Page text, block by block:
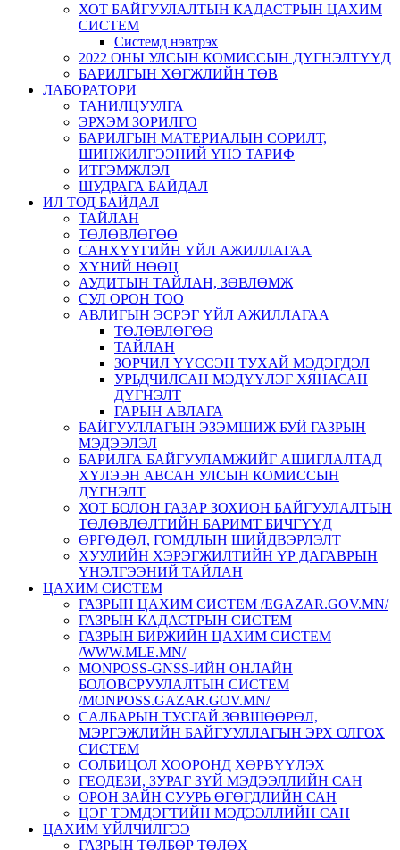
ХОТ БАЙГУУЛАЛТЫН КАДАСТРЫН ЦАХИМ
СИСТЕМ
Системд нэвтрэх
2022 ОНЫ УЛСЫН КОМИССЫН ДҮГНЭЛТҮҮД
БАРИЛГЫН ХӨГЖЛИЙН ТӨВ
ЛАБОРАТОРИ
ТАНИЛЦУУЛГА
ЭРХЭМ ЗОРИЛГО
БАРИЛГЫН МАТЕРИАЛЫН СОРИЛТ,
ШИНЖИЛГЭЭНИЙ ҮНЭ ТАРИФ
ИТГЭМЖЛЭЛ
ШУДРАГА БАЙДАЛ
ИЛ ТОД БАЙДАЛ
ТАЙЛАН
ТӨЛӨВЛӨГӨӨ
САНХҮҮГИЙН ҮЙЛ АЖИЛЛАГАА
ХҮНИЙ НӨӨЦ
АУДИТЫН ТАЙЛАН, ЗӨВЛӨМЖ
СУЛ ОРОН ТОО
АВЛИГЫН ЭСРЭГ ҮЙЛ АЖИЛЛАГАА
ТӨЛӨВЛӨГӨӨ
ТАЙЛАН
ЗӨРЧИЛ ҮҮССЭН ТУХАЙ МЭДЭГДЭЛ
УРЬДЧИЛСАН МЭДҮҮЛЭГ ХЯНАСАН
ДҮГНЭЛТ
ГАРЫН АВЛАГА
БАЙГУУЛЛАГЫН ЭЗЭМШИЖ БУЙ ГАЗРЫН
МЭДЭЭЛЭЛ
БАРИЛГА БАЙГУУЛАМЖИЙГ АШИГЛАЛТАД
ХҮЛЭЭН АВСАН УЛСЫН КОМИССЫН
ДҮГНЭЛТ
ХОТ БОЛОН ГАЗАР ЗОХИОН БАЙГУУЛАЛТЫН
ТӨЛӨВЛӨЛТИЙН БАРИМТ БИЧГҮҮД
ӨРГӨДӨЛ, ГОМДЛЫН ШИЙДВЭРЛЭЛТ
ХУУЛИЙН ХЭРЭГЖИЛТИЙН ҮР ДАГАВРЫН
ҮНЭЛГЭЭНИЙ ТАЙЛАН
ЦАХИМ СИСТЕМ
ГАЗРЫН ЦАХИМ СИСТЕМ /EGAZAR.GOV.MN/
ГАЗРЫН КАДАСТРЫН СИСТЕМ
ГАЗРЫН БИРЖИЙН ЦАХИМ СИСТЕМ
/WWW.MLE.MN/
MONPOSS-GNSS-ИЙН ОНЛАЙН
БОЛОВСРУУЛАЛТЫН СИСТЕМ
/MONPOSS.GAZAR.GOV.MN/
CАЛБАРЫН ТУСГАЙ ЗӨВШӨӨРӨЛ,
МЭРГЭЖЛИЙН БАЙГУУЛЛАГЫН ЭРХ ОЛГОХ
СИСТЕМ
СОЛБИЦОЛ ХООРОНД ХӨРВҮҮЛЭХ
ГЕОДЕЗИ, ЗУРАГ ЗҮЙ МЭДЭЭЛЛИЙН САН
ОРОН ЗАЙН СУУРЬ ӨГӨГДЛИЙН САН
ЦЭГ ТЭМДЭГТИЙН МЭДЭЭЛЛИЙН САН
ЦАХИМ ҮЙЛЧИЛГЭЭ
ГАЗРЫН ТӨЛБӨР ТӨЛӨХ